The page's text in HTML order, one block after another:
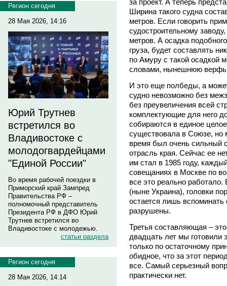
Регион сегодня
28 Мая 2026, 14:16
Юрий Трутнев
встретился во
Владивостоке с
молодогвардейцами
"Единой России"
Во время рабочей поездки в
Приморский край Зампред
Правительства РФ –
полномочный представитель
Президента РФ в ДФО Юрий
Трутнев встретился во
Владивостоке с молодежью.
статьи раздела
Регион сегодня
28 Мая 2026, 14:14
Ширина такого судна
метров. Если говорить
судостроительному
метров. А осадка
груза, будет составлять
по Амуру с такой осадкой
словами, нынешнюю верфь
И это еще полбеды, а
судно невозможно без
без преувеличения всей
комплектующие для него
собираются в единое
существовала в Союзе, но
время был очень сильный
отрасль края. Сейчас ее
им стал в 1985 году,
совещаниях в Москве по
все это реально
(ныне Украина), головки
остается лишь вспоминать
разрушены.
Третья составляющая –
двадцать лет мы готовили
только по остаточному
обидное, что за этот
все. Самый серьезный
практически нет.